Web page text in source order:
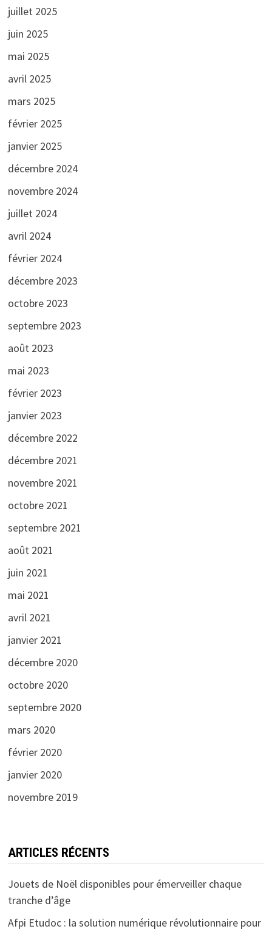
juillet 2025
juin 2025
mai 2025
avril 2025
mars 2025
février 2025
janvier 2025
décembre 2024
novembre 2024
juillet 2024
avril 2024
février 2024
décembre 2023
octobre 2023
septembre 2023
août 2023
mai 2023
février 2023
janvier 2023
décembre 2022
décembre 2021
novembre 2021
octobre 2021
septembre 2021
août 2021
juin 2021
mai 2021
avril 2021
janvier 2021
décembre 2020
octobre 2020
septembre 2020
mars 2020
février 2020
janvier 2020
novembre 2019
ARTICLES RÉCENTS
Jouets de Noël disponibles pour émerveiller chaque
tranche d’âge
Afpi Etudoc : la solution numérique révolutionnaire pour